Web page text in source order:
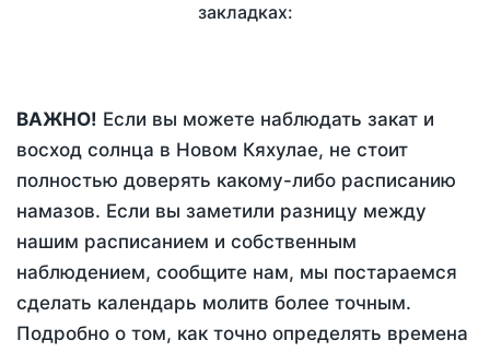
закладках:
ВАЖНО! Если вы можете наблюдать закат и
восход солнца в Новом Кяхулае, не стоит
полностью доверять какому-либо расписанию
намазов. Если вы заметили разницу между
нашим расписанием и собственным
наблюдением, сообщите нам, мы постараемся
сделать календарь молитв более точным.
Подробно о том, как точно определять времена